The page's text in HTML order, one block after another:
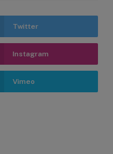
Twitter
Instagram
Vimeo